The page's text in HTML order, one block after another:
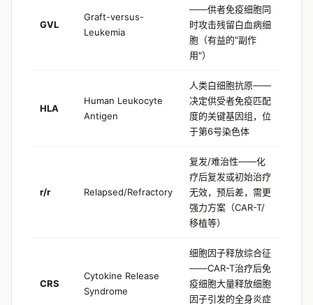
GVL
Graft-versus-
Leukemia
——供者免疫细胞同
时攻击残留白血病细
胞（有益的"副作
用"）
HLA
Human Leukocyte
Antigen
人类白细胞抗原——
决定供受者免疫匹配
度的关键基因组，位
于第6号染色体
r/r Relapsed/Refractory
复发/难治性——化
疗后复发或初始治疗
无效，预后差，需更
强力方案（CAR-T/
移植等）
CRS
Cytokine Release
Syndrome
细胞因子释放综合征
——CAR-T治疗后免
疫细胞大量释放细胞
因子引发的全身炎症